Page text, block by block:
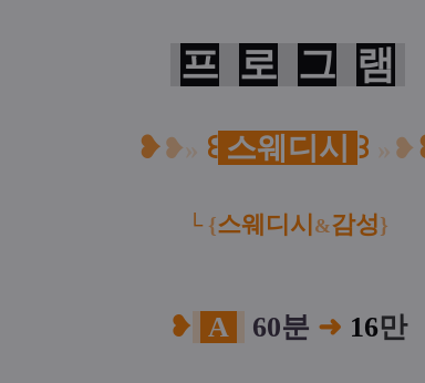
프 로 그 램
❥❥» ꒰스웨디시 ꒱ » ❥
└{스웨디시 &감성}
❥ A 60분 ➜ 16만